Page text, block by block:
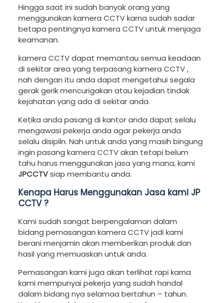
Hingga saat ini sudah banyak orang yang
menggunakan kamera CCTV karna sudah sadar
betapa pentingnya kamera CCTV untuk menjaga
keamanan.
kamera CCTV dapat memantau semua keadaan
di sekitar area yang terpasang kamera CCTV ,
nah dengan itu anda dapat mengetahui segala
gerak gerik mencurigakan atau kejadian tindak
kejahatan yang ada di sekitar anda.
Ketika anda pasang di kantor anda dapat selalu
mengawasi pekerja anda agar pekerja anda
selalu disipiln. Nah untuk anda yang masih bingung
ingin pasang kamera CCTV akan tetapi belum
tahu harus menggunakan jasa yang mana, kami
JPCCTVsiap membantu anda.
Kenapa Harus Menggunakan Jasa kami JP
CCTV ?
Kami sudah sangat berpengalaman dalam
bidang pemasangan kamera CCTV jadi kami
berani menjamin akan memberikan produk dan
hasil yang memuaskan untuk anda.
Pemasangan kami juga akan terlihat rapi karna
kami mempunyai pekerja yang sudah handal
dalam bidang nya selamaa bertahun – tahun.